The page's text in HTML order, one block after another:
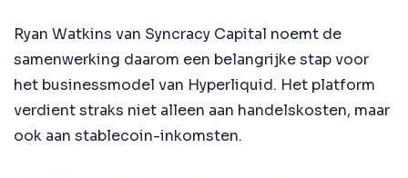
Ryan Watkins van Syncracy Capital noemt de
samenwerking daarom een belangrijke stap voor
het businessmodel van Hyperliquid. Het platform
verdient straks niet alleen aan handelskosten, maar
ook aan stablecoin-inkomsten.